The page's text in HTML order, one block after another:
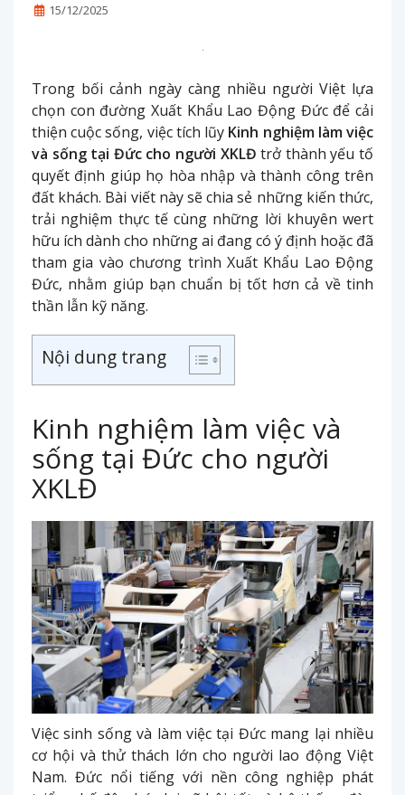
15/12/2025
Trong bối cảnh ngày càng nhiều người Việt lựa
chọn con đường Xuất Khẩu Lao Động Đức để cải
thiện cuộc sống, việc tích lũy Kinh nghiệm làm việc
và sống tại Đức cho người XKLĐ trở thành yếu tố
quyết định giúp họ hòa nhập và thành công trên
đất khách. Bài viết này sẽ chia sẻ những kiến thức,
trải nghiệm thực tế cùng những lời khuyên wert
hữu ích dành cho những ai đang có ý định hoặc đã
tham gia vào chương trình Xuất Khẩu Lao Động
Đức, nhằm giúp bạn chuẩn bị tốt hơn cả về tinh
thần lẫn kỹ năng.
Nội dung trang
Kinh nghiệm làm việc và
sống tại Đức cho người
XKLĐ
Việc sinh sống và làm việc tại Đức mang lại nhiều
cơ hội và thử thách lớn cho người lao động Việt
Nam. Đức nổi tiếng với nền công nghiệp phát